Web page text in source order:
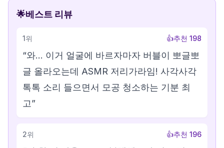
🌟베스트 리뷰
1위 👍추천 198
“와... 이거 얼굴에 바르자마자 버블이 뽀글뽀
글 올라오는데 ASMR 저리가라임! 사각사각
톡톡 소리 들으면서 모공 청소하는 기분 최
고”
2위 👍추천 196